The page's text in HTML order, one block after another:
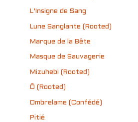
L’Insigne de Sang
Lune Sanglante (Rooted)
Marque de la Bête
Masque de Sauvagerie
Mizuhebi (Rooted)
Õ (Rooted)
Ombrelame (Confédé)
Pitié